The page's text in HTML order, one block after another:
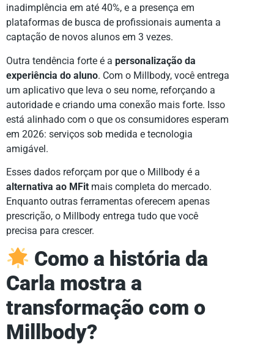
inadimplência em até 40%, e a presença em
plataformas de busca de profissionais aumenta a
captação de novos alunos em 3 vezes.
Outra tendência forte é a personalização da
experiência do aluno. Com o Millbody, você entrega
um aplicativo que leva o seu nome, reforçando a
autoridade e criando uma conexão mais forte. Isso
está alinhado com o que os consumidores esperam
em 2026: serviços sob medida e tecnologia
amigável.
Esses dados reforçam por que o Millbody é a
alternativa ao MFit mais completa do mercado.
Enquanto outras ferramentas oferecem apenas
prescrição, o Millbody entrega tudo que você
precisa para crescer.
Como a história da
Carla mostra a
transformação com o
Millbody?